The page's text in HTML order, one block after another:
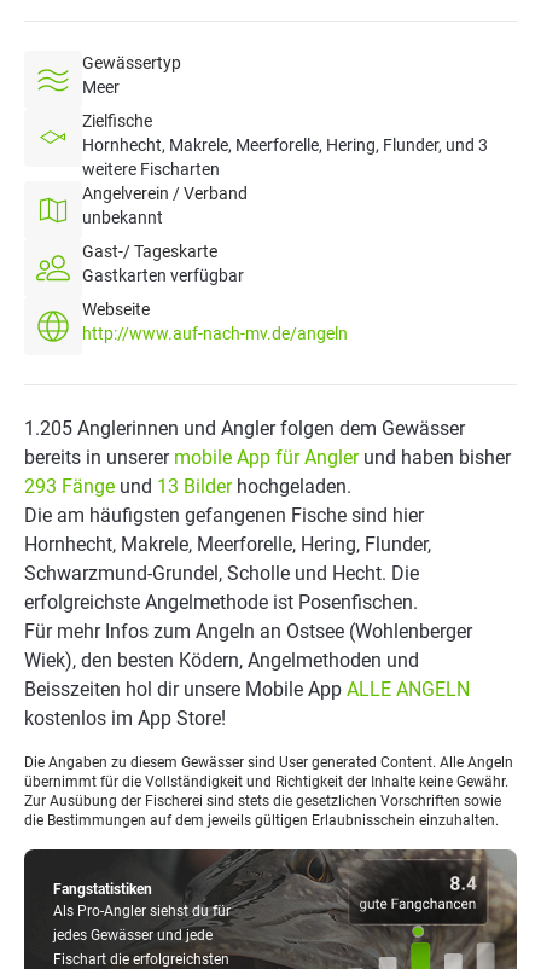
Gewässertyp
Meer
Zielfische
Hornhecht, Makrele, Meerforelle, Hering, Flunder, und 3
weitere Fischarten
Angelverein / Verband
unbekannt
Gast-/ Tageskarte
Gastkarten verfügbar
Webseite
http://www.auf-nach-mv.de/angeln
Fangstatistiken
Als Pro-Angler siehst du für
jedes Gewässer und jede
Fischart die erfolgreichsten
1.205 Anglerinnen und Angler folgen dem Gewässer
bereits in unserer mobile App für Anglerund haben bisher
293 Fänge und 13 Bilderhochgeladen.
Die am häufigsten gefangenen Fische sind hier
Hornhecht, Makrele, Meerforelle, Hering, Flunder,
Schwarzmund-Grundel, Scholle und Hecht. Die
erfolgreichste Angelmethode ist Posenfischen.
Für mehr Infos zum Angeln an Ostsee (Wohlenberger
Wiek), den besten Ködern, Angelmethoden und
Beisszeiten hol dir unsere Mobile App ALLE ANGELN
kostenlos im App Store!
Die Angaben zu diesem Gewässer sind User generated Content. Alle Angeln
übernimmt für die Vollständigkeit und Richtigkeit der Inhalte keine Gewähr.
Zur Ausübung der Fischerei sind stets die gesetzlichen Vorschriften sowie
die Bestimmungen auf dem jeweils gültigen Erlaubnisschein einzuhalten.